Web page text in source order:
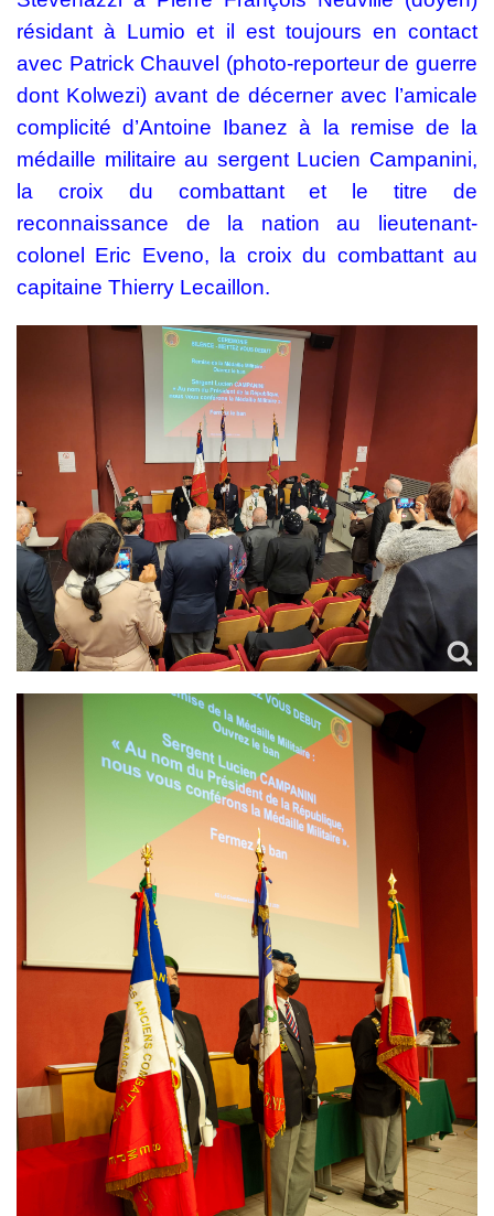
résidant à Lumio et il est toujours en contact
avec Patrick Chauvel (photo-reporteur de guerre
dont Kolwezi) avant de décerner avec l’amicale
complicité d’Antoine Ibanez à la remise de la
médaille militaire au sergent Lucien Campanini,
la croix du combattant et le titre de
reconnaissance de la nation au lieutenant-
colonel Eric Eveno, la croix du combattant au
capitaine Thierry Lecaillon.